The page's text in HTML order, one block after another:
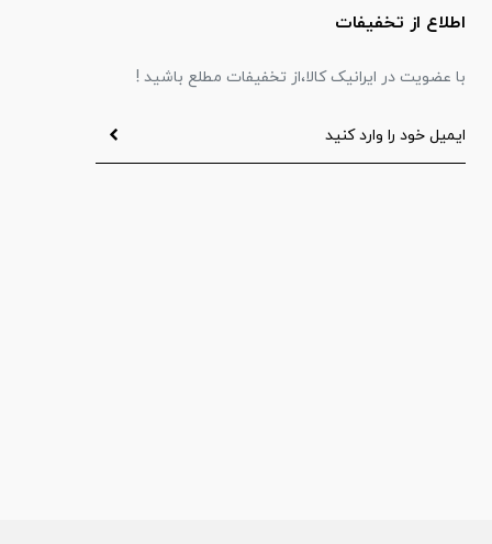
اطلاع از تخفیفات
با عضویت در ایرانیک کالا،از تخفیفات مطلع باشید !